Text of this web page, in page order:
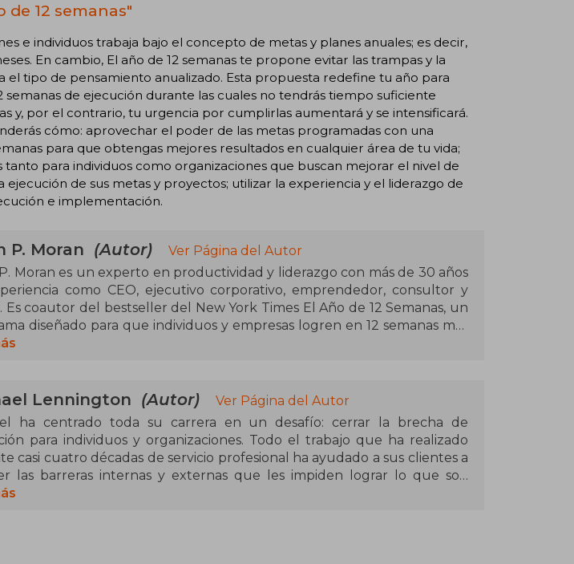
de 12 semanas"
e individuos trabaja bajo el concepto de metas y planes anuales; es decir,
En cambio, El año de 12 semanas te propone evitar las trampas y la
el tipo de pensamiento anualizado. Esta propuesta redefine tu año para
semanas de ejecución durante las cuales no tendrás tiempo suficiente
y, por el contrario, tu urgencia por cumplirlas aumentará y se intensificará.
cómo: aprovechar el poder de las metas programadas con una
para que obtengas mejores resultados en cualquier área de tu vida;
para individuos como organizaciones que buscan mejorar el nivel de
de sus metas y proyectos; utilizar la experiencia y el liderazgo de
e implementación.
P. Moran (Autor)
Ver Página del Autor
Moran es un experto en productividad y liderazgo con más de 30 años
como CEO, ejecutivo corporativo, emprendedor, consultor y
Es coautor del bestseller del New York Times El Año de 12 Semanas, un
diseñado para que individuos y empresas logren en 12 semanas más
normalmente logran en 12 meses.
BBVA, Mass Mutual, Medtronic, Merrill Lynch y Papa Johns,
a mejorar su ejecución y resultados mediante su método
basado en el concepto de "Periodización".
ofrece conferencias y talleres motivacionales y de liderazgo,
en cómo implementar estrategias efectivas para alcanzar el
rendimiento personal y organizacional.
Lennington (Autor)
Ver Página del Autor
ha centrado toda su carrera en un desafío: cerrar la brecha de
para individuos y organizaciones. Todo el trabajo que ha realizado
casi cuatro décadas de servicio profesional ha ayudado a sus clientes a
las barreras internas y externas que les impiden lograr lo que son
de hacer. Michael ha desarrollado herramientas, capacitación,